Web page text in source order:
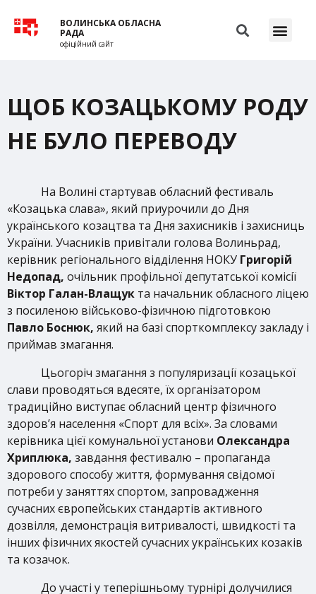
ВОЛИНСЬКА ОБЛАСНА
РАДА
офіційний сайт
ЩОБ КОЗАЦЬКОМУ РОДУ
НЕ БУЛО ПЕРЕВОДУ
На Волині стартував обласний фестиваль
«Козацька слава», який приурочили до Дня
українського козацтва та Дня захисників і захисниць
України. Учасників привітали голова Волиньрад,
керівник регіонального відділення НОКУ Григорій
Недопад, очільник профільної депутатської комісії
Віктор Галан-Влащук та начальник обласного ліцею
з посиленою військово-фізичною підготовкою
Павло Боснюк, який на базі спорткомплексу закладу і
приймав змагання.
Цьогоріч змагання з популяризації козацької
слави проводяться вдесяте, їх організатором
традиційно виступає обласний центр фізичного
здоров’я населення «Спорт для всіх». За словами
керівника цієї комунальної установи Олександра
Хриплюка, завдання фестивалю – пропаганда
здорового способу життя, формування свідомої
потреби у заняттях спортом, запровадження
сучасних європейських стандартів активного
дозвілля, демонстрація витривалості, швидкості та
інших фізичних якостей сучасних українських козаків
та козачок.
До участі у теперішньому турнірі долучилися